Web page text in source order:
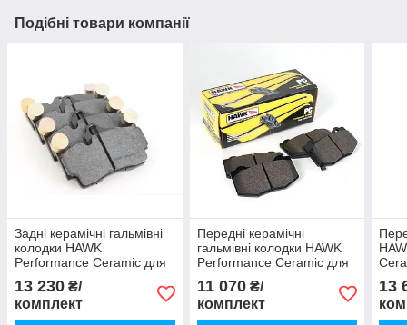
Подібні товари компанії
Задні керамічні гальмівні
колодки HAWK
Performance Ceramic для
2010)
13 230 ₴/
комплект
Передні керамічні
гальмівні колодки HAWK
Performance Ceramic для
2018)
11 070₴/
комплект
13